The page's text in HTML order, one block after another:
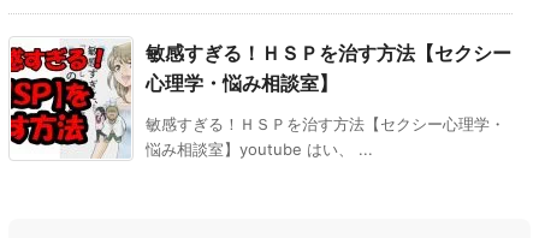
敏感すぎる！ＨＳＰを治す方法【セクシー
心理学・悩み相談室】
敏感すぎる！ＨＳＰを治す方法【セクシー心理学・
悩み相談室】youtube はい、 ...